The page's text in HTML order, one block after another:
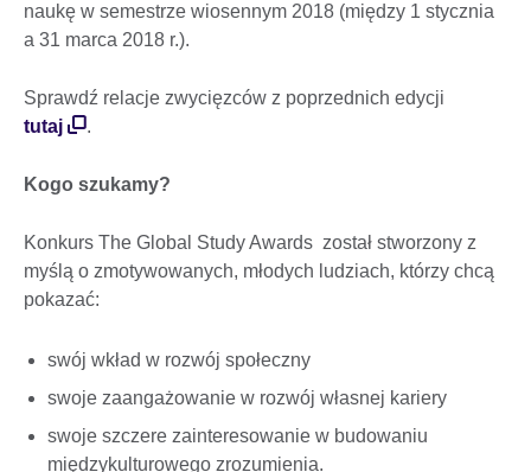
naukę w semestrze wiosennym 2018 (między 1 stycznia
a 31 marca 2018 r.).
Sprawdź relacje zwycięzców z poprzednich edycji
tutaj
.
Kogo szukamy?
Konkurs The Global Study Awards został stworzony z
myślą o zmotywowanych, młodych ludziach, którzy chcą
pokazać:
swój wkład w rozwój społeczny
swoje zaangażowanie w rozwój własnej kariery
swoje szczere zainteresowanie w budowaniu
międzykulturowego zrozumienia.